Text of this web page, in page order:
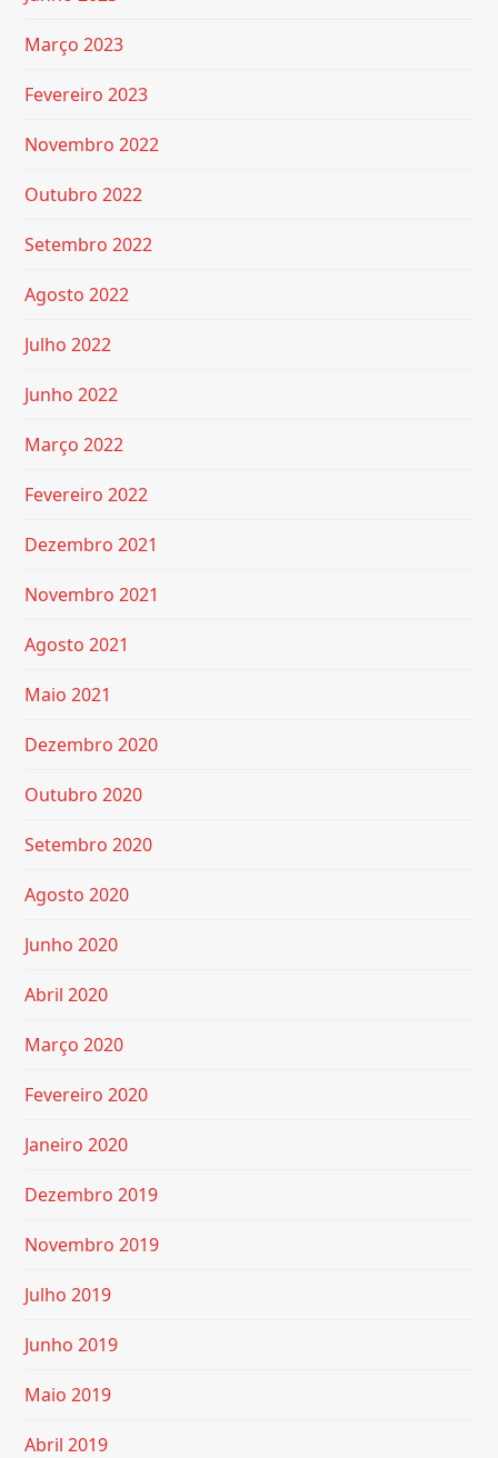
Março 2023
Fevereiro 2023
Novembro 2022
Outubro 2022
Setembro 2022
Agosto 2022
Julho 2022
Junho 2022
Março 2022
Fevereiro 2022
Dezembro 2021
Novembro 2021
Agosto 2021
Maio 2021
Dezembro 2020
Outubro 2020
Setembro 2020
Agosto 2020
Junho 2020
Abril 2020
Março 2020
Fevereiro 2020
Janeiro 2020
Dezembro 2019
Novembro 2019
Julho 2019
Junho 2019
Maio 2019
Abril 2019